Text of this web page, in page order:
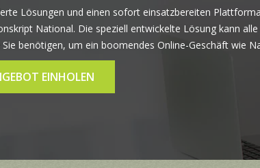
Lösungen und einen sofort einsatzbereiten
National. Die speziell entwickelte Lösung kann
benötigen, um ein boomendes Online-Geschäft wie
EINHOLEN